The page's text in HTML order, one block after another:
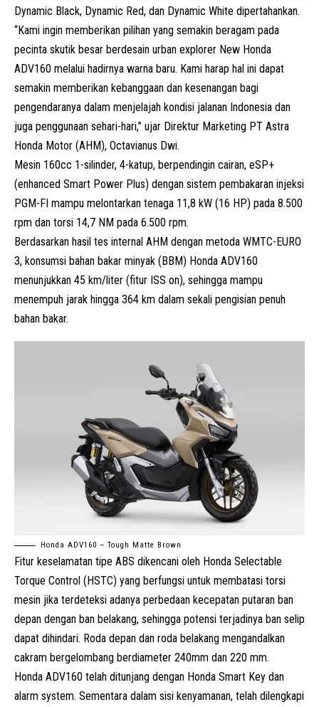
Dynamic Black, Dynamic Red, dan Dynamic White dipertahankan.
“Kami ingin memberikan pilihan yang semakin beragam pada
pecinta skutik besar berdesain urban explorer New Honda
ADV160 melalui hadirnya warna baru. Kami harap hal ini dapat
semakin memberikan kebanggaan dan kesenangan bagi
pengendaranya dalam menjelajah kondisi jalanan Indonesia dan
juga penggunaan sehari-hari,” ujar Direktur Marketing PT Astra
Honda Motor (AHM), Octavianus Dwi.
Mesin 160cc 1-silinder, 4-katup, berpendingin cairan, eSP+
(enhanced Smart Power Plus) dengan sistem pembakaran injeksi
PGM-FI mampu melontarkan tenaga 11,8 kW (16 HP) pada 8.500
rpm dan torsi 14,7 NM pada 6.500 rpm.
Berdasarkan hasil tes internal AHM dengan metoda WMTC-EURO
3, konsumsi bahan bakar minyak (BBM) Honda ADV160
menunjukkan 45 km/liter (fitur ISS on), sehingga mampu
menempuh jarak hingga 364 km dalam sekali pengisian penuh
bahan bakar.
Honda ADV160 – Tough Matte Brown
Fitur keselamatan tipe ABS dikencani oleh Honda Selectable
Torque Control (HSTC) yang berfungsi untuk membatasi torsi
mesin jika terdeteksi adanya perbedaan kecepatan putaran ban
depan dengan ban belakang, sehingga potensi terjadinya ban selip
dapat dihindari. Roda depan dan roda belakang mengandalkan
cakram bergelombang berdiameter 240mm dan 220 mm.
Honda ADV160 telah ditunjang dengan Honda Smart Key dan
alarm system. Sementara dalam sisi kenyamanan, telah dilengkapi